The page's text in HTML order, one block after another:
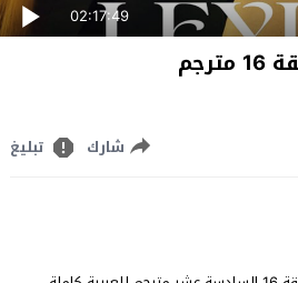
02:17:49
شارك تبليغ